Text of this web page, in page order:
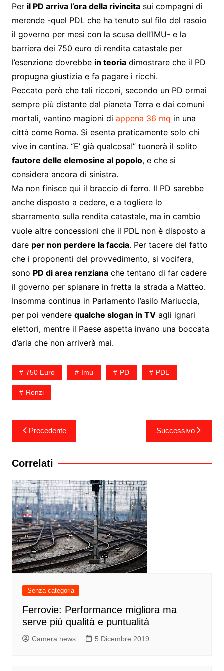
Per il PD arriva l’ora della rivincitasui compagni di
merende -quel PDL che ha tenuto sul filo del rasoio
il governo per mesi con la scusa dell’IMU- e la
barriera dei 750 euro di rendita catastale per
l’esenzione dovrebbe in teoriadimostrare che il PD
propugna giustizia e fa pagare i ricchi.
Peccato però che tali ricconi, secondo un PD ormai
sempre più distante dal pianeta Terra e dai comuni
mortali, vantino magioni di appena 36 mq in una
città come Roma. Si esenta praticamente solo chi
vive in cantina. “E’ già qualcosa!” tuonerà il solito
fautore delle elemosine al popolo, e che si
considera ancora di sinistra.
Ma non finisce qui il braccio di ferro. Il PD sarebbe
anche disposto a cedere, e a togliere lo
sbarramento sulla rendita catastale, ma in cambio
vuole altre concessioni che il PDL non è disposto a
dare per non perdere la faccia. Per tacere del fatto
che i proponenti del provvedimento, si vocifera,
sono PD di area renzianache tentano di far cadere
il governo per spianare in fretta la strada a Matteo.
Insomma continua in Parlamento l’asilo Mariuccia,
per poi vendere qualche slogan in TVagli ignari
elettori, mentre il Paese aspetta invano una boccata
d’aria che non arriverà mai.
750 Euro Imu PD PDL
Renzi
Navigazione
articoli
Precedente Successivo
Correlati
Senza categoria
Ferrovie: Performance migliora ma
serve più qualità e puntualità
Camera news 5 Dicembre 2019